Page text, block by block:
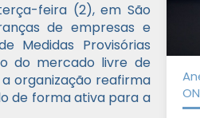
feira (2), em São
de empresas e
Medidas Provisórias
do mercado livre de
organização reafirma
de forma ativa para a